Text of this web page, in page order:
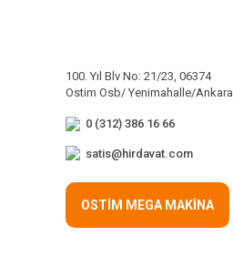
100. Yıl Blv No: 21/23, 06374
Ostim Osb/ Yenimahalle/Ankara
0 (312) 386 16 66
satis@hirdavat.com
OSTİM MEGA MAKİNA